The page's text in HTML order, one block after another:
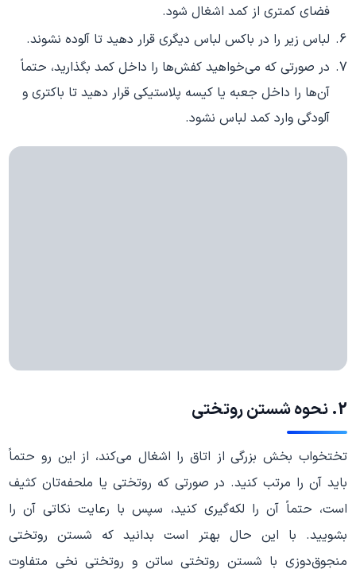
فضای کمتری از کمد اشغال شود.
لباس زیر را در باکس لباس دیگری قرار دهید تا آلوده نشوند.
در صورتی که می‌خواهید کفش‌ها را داخل کمد بگذارید، حتماً
آن‌ها را داخل جعبه یا کیسه پلاستیکی قرار دهید تا باکتری و
آلودگی وارد کمد لباس نشود.
2. نحوه شستن روتختی
تختخواب بخش بزرگی از اتاق را اشغال می‌کند، از این رو حتماً
باید آن را مرتب کنید. در صورتی که روتختی یا ملحفه‌تان کثیف
است، حتماً آن را لکه‌گیری کنید، سپس با رعایت نکاتی آن را
بشویید. با این حال بهتر است بدانید که شستن روتختی
منجوق‌دوزی با شستن روتختی ساتن و روتختی نخی متفاوت